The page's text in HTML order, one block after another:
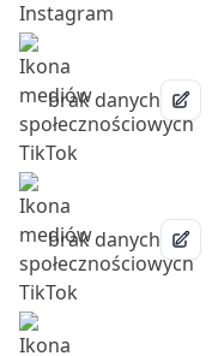
brak danych
brak danych